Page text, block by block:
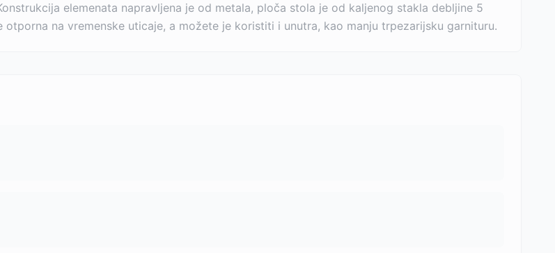
elemenata napravljena je od metala, ploča stola je od kaljenog stakla debljine 5
na vremenske uticaje, a možete je koristiti i unutra, kao manju trpezarijsku garnituru.